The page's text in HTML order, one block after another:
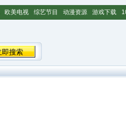
欧美电视 综艺节目 动漫资源 游戏下载